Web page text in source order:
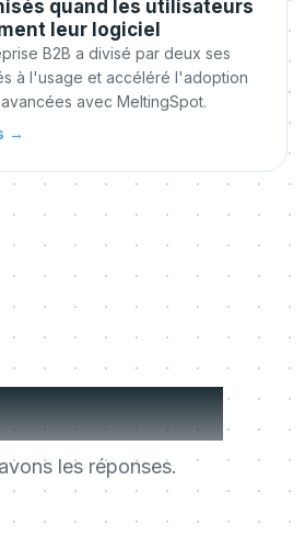
quand les utilisateurs
leur logiciel
B2B a divisé par deux ses
à l'usage et accéléré l'adoption
avec MeltingSpot.
→
?
les réponses.